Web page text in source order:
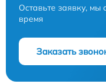
Оставьте заявку,
время
Заказать